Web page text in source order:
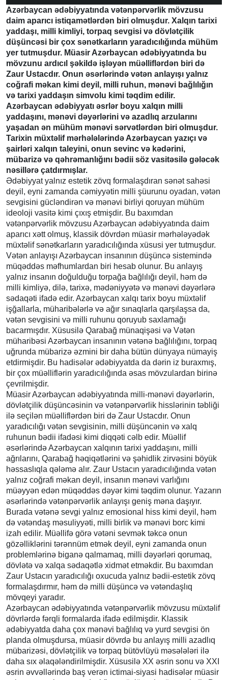
Azərbaycan ədəbiyyatında vətənpərvərlik mövzusu
daim aparıcı istiqamətlərdən biri olmuşdur. Xalqın tarixi
yaddaşı, milli kimliyi, torpaq sevgisi və dövlətçilik
düşüncəsi bir çox sənətkarların yaradıcılığında mühüm
yer tutmuşdur. Müasir Azərbaycan ədəbiyyatında bu
mövzunu ardıcıl şəkildə işləyən müəlliflərdən biri də
Zaur Ustacdır. Onun əsərlərində vətən anlayışı yalnız
coğrafi məkan kimi deyil, milli ruhun, mənəvi bağlılığın
və tarixi yaddaşın simvolu kimi təqdim edilir.
Azərbaycan ədəbiyyatı əsrlər boyu xalqın milli
yaddaşını, mənəvi dəyərlərini və azadlıq arzularını
yaşadan ən mühüm mənəvi sərvətlərdən biri olmuşdur.
Tarixin müxtəlif mərhələlərində Azərbaycan yazıçı və
şairləri xalqın taleyini, onun sevinc və kədərini,
mübarizə və qəhrəmanlığını bədii söz vasitəsilə gələcək
nəsillərə çatdırmışlar.
Ədəbiyyat yalnız estetik zövq formalaşdıran sənət sahəsi
deyil, eyni zamanda cəmiyyətin milli şüurunu oyadan, vətən
sevgisini gücləndirən və mənəvi birliyi qoruyan mühüm
ideoloji vasitə kimi çıxış etmişdir. Bu baxımdan
vətənpərvərlik mövzusu Azərbaycan ədəbiyyatında daim
aparıcı xətt olmuş, klassik dövrdən müasir mərhələyədək
müxtəlif sənətkarların yaradıcılığında xüsusi yer tutmuşdur.
Vətən anlayışı Azərbaycan insanının düşüncə sistemində
müqəddəs məfhumlardan biri hesab olunur. Bu anlayış
yalnız insanın doğulduğu torpağa bağlılığı deyil, həm də
milli kimliyə, dilə, tarixə, mədəniyyətə və mənəvi dəyərlərə
sədaqəti ifadə edir. Azərbaycan xalqı tarix boyu müxtəlif
işğallarla, müharibələrlə və ağır sınaqlarla qarşılaşsa da,
vətən sevgisini və milli ruhunu qoruyub saxlamağı
bacarmışdır. Xüsusilə Qarabağ münaqişəsi və Vətən
müharibəsi Azərbaycan insanının vətənə bağlılığını, torpaq
uğrunda mübarizə əzmini bir daha bütün dünyaya nümayiş
etdirmişdir. Bu hadisələr ədəbiyyatda da dərin iz buraxmış,
bir çox müəlliflərin yaradıcılığında əsas mövzulardan birinə
çevrilmişdir.
Müasir Azərbaycan ədəbiyyatında milli-mənəvi dəyərlərin,
dövlətçilik düşüncəsinin və vətənpərvərlik hisslərinin təbliği
ilə seçilən müəlliflərdən biri də Zaur Ustacdır. Onun
yaradıcılığı vətən sevgisinin, milli düşüncənin və xalq
ruhunun bədii ifadəsi kimi diqqəti cəlb edir. Müəllif
əsərlərində Azərbaycan xalqının tarixi yaddaşını, milli
ağrılarını, Qarabağ həqiqətlərini və şəhidlik zirvəsini böyük
həssaslıqla qələmə alır. Zaur Ustacın yaradıcılığında vətən
yalnız coğrafi məkan deyil, insanın mənəvi varlığını
müəyyən edən müqəddəs dəyər kimi təqdim olunur. Yazarın
əsərlərində vətənpərvərlik anlayışı geniş məna daşıyır.
Burada vətənə sevgi yalnız emosional hiss kimi deyil, həm
də vətəndaş məsuliyyəti, milli birlik və mənəvi borc kimi
izah edilir. Müəllifə görə vətəni sevmək təkcə onun
gözəlliklərini tərənnüm etmək deyil, eyni zamanda onun
problemlərinə biganə qalmamaq, milli dəyərləri qorumaq,
dövlətə və xalqa sədaqətlə xidmət etməkdir. Bu baxımdan
Zaur Ustacın yaradıcılığı oxucuda yalnız bədii-estetik zövq
formalaşdırmır, həm də milli düşüncə və vətəndaşlıq
mövqeyi yaradır.
Azərbaycan ədəbiyyatında vətənpərvərlik mövzusu müxtəlif
dövrlərdə fərqli formalarda ifadə edilmişdir. Klassik
ədəbiyyatda daha çox mənəvi bağlılıq və yurd sevgisi ön
planda olmuşdursa, müasir dövrdə bu anlayış milli azadlıq
mübarizəsi, dövlətçilik və torpaq bütövlüyü məsələləri ilə
daha sıx əlaqələndirilmişdir. Xüsusilə XX əsrin sonu və XXI
əsrin əvvəllərində baş verən ictimai-siyasi hadisələr müasir